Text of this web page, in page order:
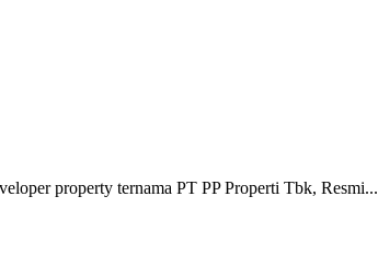
property ternama PT PP Properti Tbk, Resmi...